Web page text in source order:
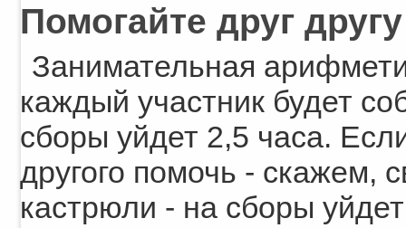
Помогайте друг другу
Занимательная
каждый участник будет
сборы уйдет 2,5 часа.
другого помочь - скажем,
кастрюли - на сборы